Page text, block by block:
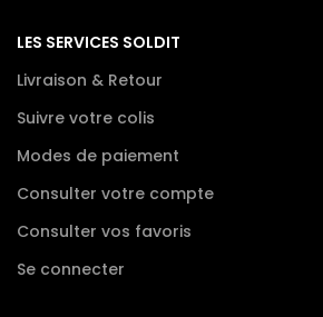
LES SERVICES SOLDIT
Livraison & Retour
Suivre votre colis
Modes de paiement
Consulter votre compte
Consulter vos favoris
Se connecter